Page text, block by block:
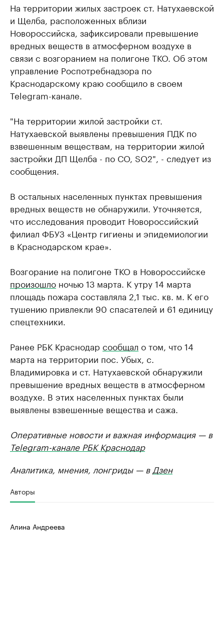
На территории жилых застроек ст. Натухаевской
и Щелба, расположенных вблизи
Новороссийска, зафиксировали превышение
вредных веществ в атмосферном воздухе в
связи с возгоранием на полигоне ТКО. Об этом
управление Роспотребнадзора по
Краснодарскому краю сообщило в своем
Telegram-канале.
"На территории жилой застройки ст.
Натухаевской выявлены превышения ПДК по
взвешенным веществам, на территории жилой
застройки ДП Щелба - по СО, SO2", - следует из
сообщения.
В остальных населенных пунктах превышения
вредных веществ не обнаружили. Уточняется,
что исследования проводит Новороссийский
филиал ФБУЗ «Центр гигиены и эпидемиологии
в Краснодарском крае».
Возгорание на полигоне ТКО в Новороссийске
произошло ночью 13 марта. К утру 14 марта
площадь пожара составляла 2,1 тыс. кв. м. К его
тушению привлекли 90 спасателей и 61 единицу
спецтехники.
Ранее РБК Краснодар сообщал о том, что 14
марта на территории пос. Убых, с.
Владимировка и ст. Натухаевской обнаружили
превышение вредных веществ в атмосферном
воздухе. В этих населенных пунктах были
выявлены взвешенные вещества и сажа.
Оперативные новости и важная информация — в
Telegram-канале РБК Краснодар
Аналитика, мнения, лонгриды — в Дзен
Авторы
Алина Андреева